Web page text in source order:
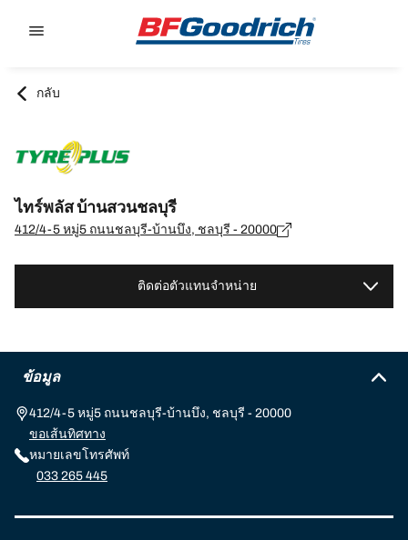
กลับ
ไทร์พลัส บ้านสวนชลบุรี
412/4-5 หมู่5 ถนนชลบุรี-บ้านบึง, ชลบุรี - 20000
ติดต่อตัวแทนจำหน่าย
ข้อมูล
412/4-5 หมู่5 ถนนชลบุรี-บ้านบึง, ชลบุรี - 20000
ขอเส้นทิศทาง
หมายเลขโทรศัพท์
033 265 445